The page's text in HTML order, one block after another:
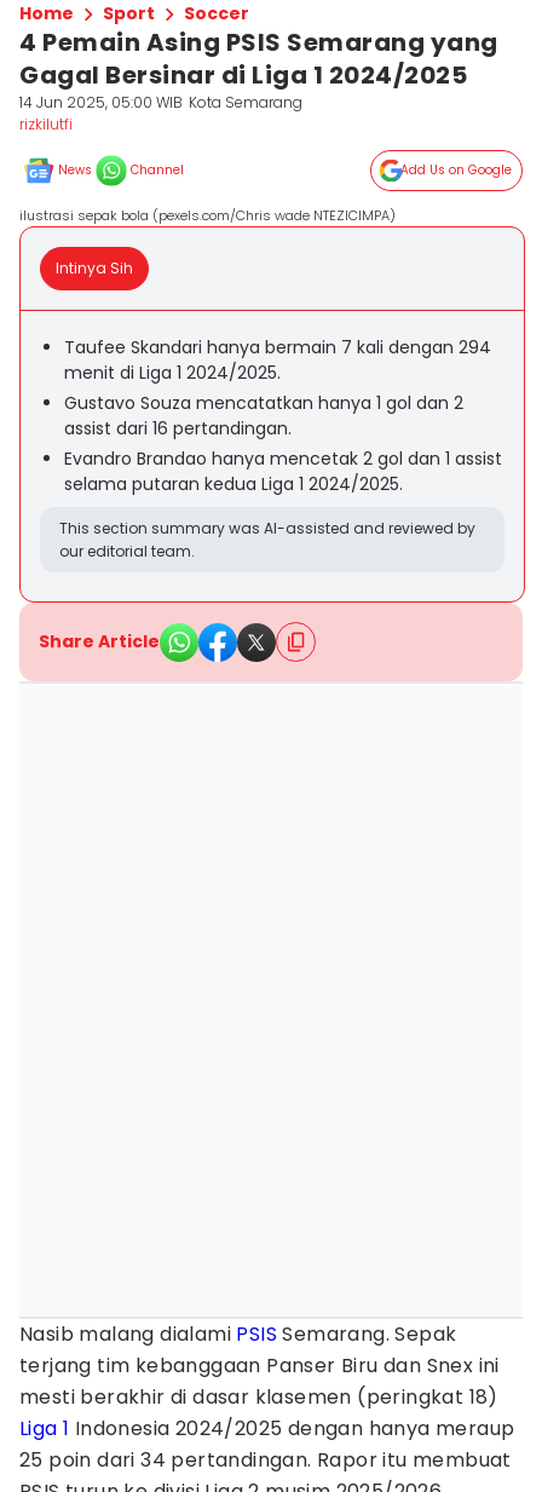
Home Sport Soccer
4 Pemain Asing PSIS Semarang yang
Gagal Bersinar di Liga 1 2024/2025
14 Jun 2025, 05:00 WIB Kota Semarang
rizkilutfi
News Channel Add Us on Google
ilustrasi sepak bola (pexels.com/Chris wade NTEZICIMPA)
Intinya Sih
Taufee Skandari hanya bermain 7 kali dengan 294
menit di Liga 1 2024/2025.
Gustavo Souza mencatatkan hanya 1 gol dan 2
assist dari 16 pertandingan.
Evandro Brandao hanya mencetak 2 gol dan 1 assist
selama putaran kedua Liga 1 2024/2025.
This section summary was AI-assisted and reviewed by
our editorial team.
Share Article
Nasib malang dialami PSIS Semarang. Sepak
terjang tim kebanggaan Panser Biru dan Snex ini
mesti berakhir di dasar klasemen (peringkat 18)
Liga 1 Indonesia 2024/2025 dengan hanya meraup
25 poin dari 34 pertandingan. Rapor itu membuat